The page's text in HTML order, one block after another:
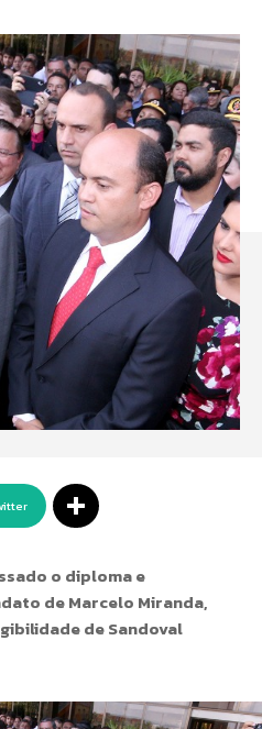
o diploma e
de Marcelo Miranda,
de Sandoval